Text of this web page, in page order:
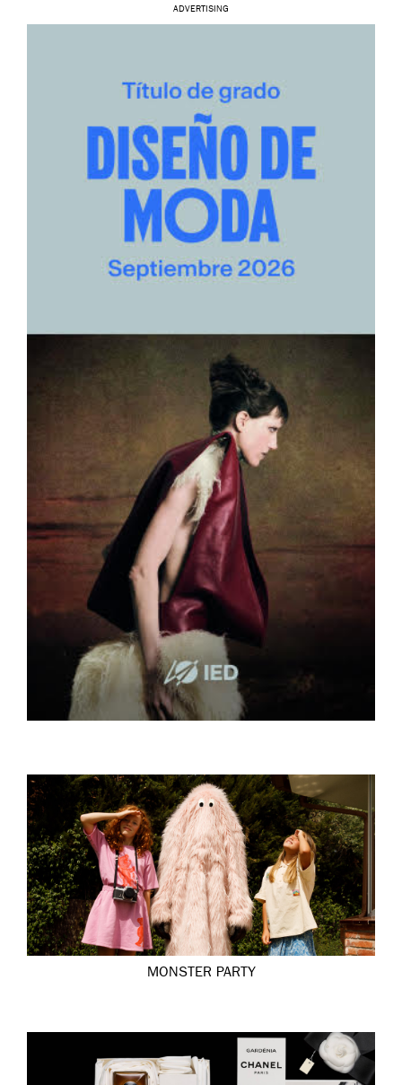
ADVERTISING
MONSTER PARTY